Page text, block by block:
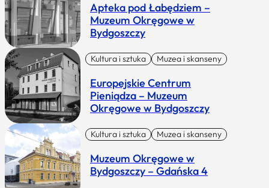
Apteka pod Łabędziem –
Muzeum Okręgowe w
Bydgoszczy
Kultura i sztuka Muzea i skanseny
Europejskie Centrum
Pieniądza – Muzeum
Okręgowe w Bydgoszczy
Kultura i sztuka Muzea i skanseny
Muzeum Okręgowe w
Bydgoszczy – Gdańska 4